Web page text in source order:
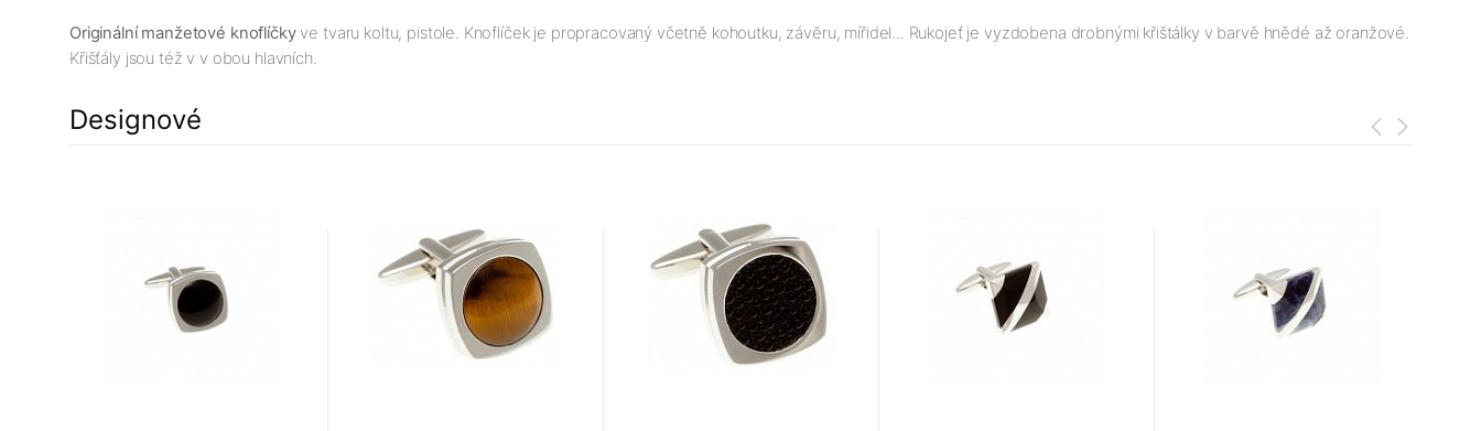
Originální manžetové knoflíčkyve tvaru koltu, pistole. Knoflíček je propracovaný včetně kohoutku, závěru, mířidel... Rukojeť je vyzdobena drobnými křištálky v barvě hnědé až oranžové.
Křišťály jsou též v v obou hlavních.
Designové